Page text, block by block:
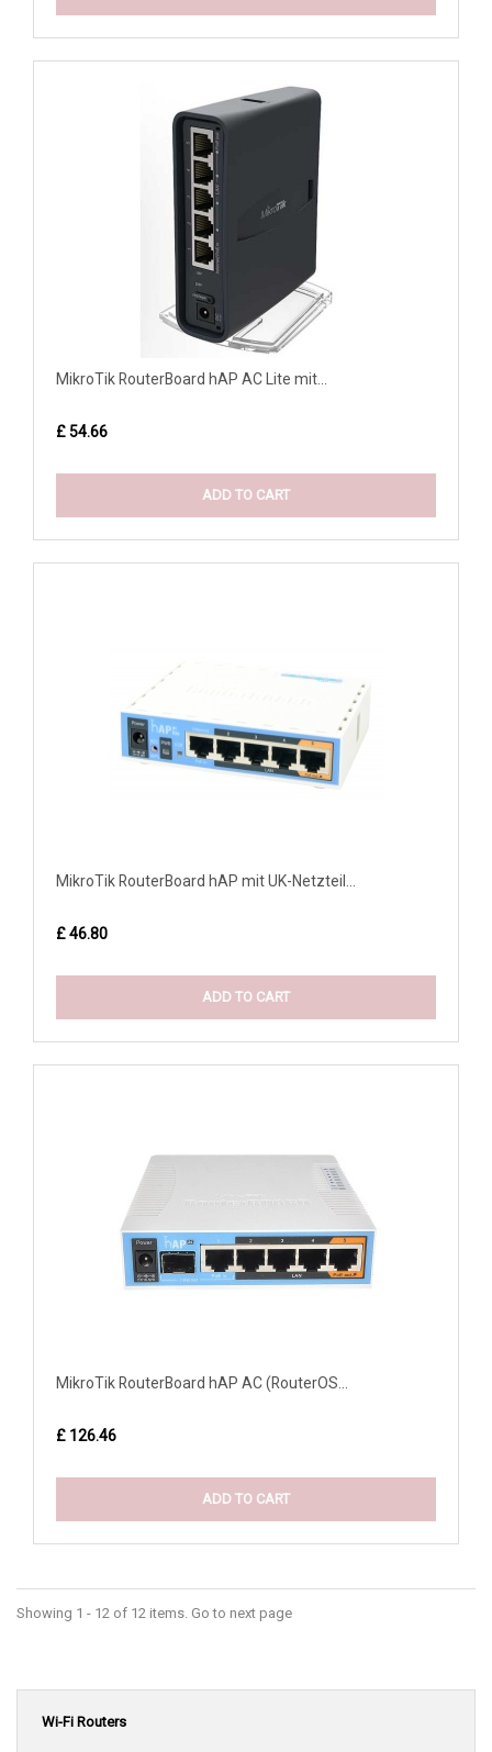
MikroTik RouterBoard hAP AC Lite mit...
£ 54.66
ADD TO CART
MikroTik RouterBoard hAP mit UK-Netzteil...
£ 46.80
ADD TO CART
MikroTik RouterBoard hAP AC (RouterOS...
£ 126.46
ADD TO CART
Showing 1 - 12 of 12 items. Go to next page
Wi-Fi Routers